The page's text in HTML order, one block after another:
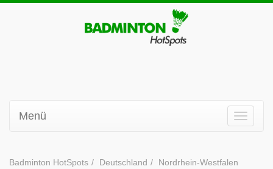
Menü
Badminton HotSpots Deutschland
Nordrhein-Westfalen